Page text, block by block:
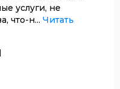
услуги, не
что-н... Читать